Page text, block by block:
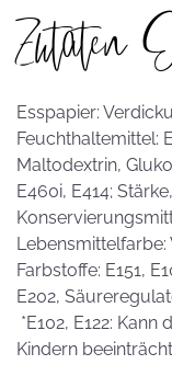
Zutaten
Esspapier:
Feuchthaltemittel:
Maltodextrin,
E460i, E414;
Lebensmittelfarbe:
Farbstoffe: E151,
E202,
*E102, E122:
Kindern